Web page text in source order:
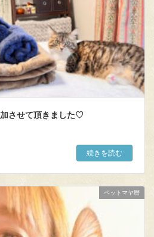
させて頂きました♡
続きを読む
ペットマヤ暦